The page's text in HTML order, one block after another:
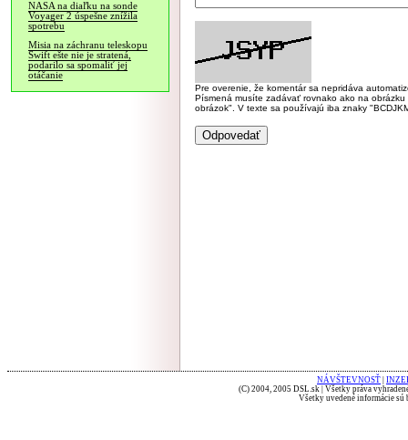
NASA na diaľku na sonde
Voyager 2 úspešne znížila
spotrebu
Misia na záchranu teleskopu
Swift ešte nie je stratená,
podarilo sa spomaliť jej
otáčanie
Pre overenie, že komentár sa nepridáva
Písmená musíte zadávať rovnako ako na
obrázok". V texte sa používajú iba znaky
NÁVŠTEVNOSŤ
(C) 2004, 2005 DSL.sk | Všetky práva
Všetky uvedené informácie sú